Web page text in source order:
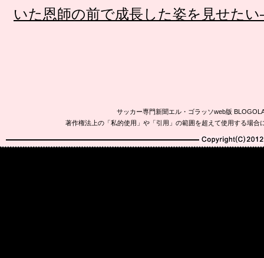
いた恩師の前で成長した姿を見せた
サッカー専門新聞エル・ゴラッソweb版
著作権法上の「私的使用」や「引用」の範囲を超えて使用する場
Copyright(C)2010-